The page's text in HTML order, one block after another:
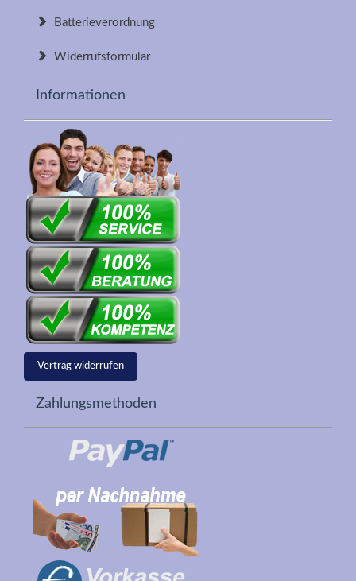
Batterieverordnung
Widerrufsformular
Informationen
Vertrag widerrufen
Zahlungsmethoden